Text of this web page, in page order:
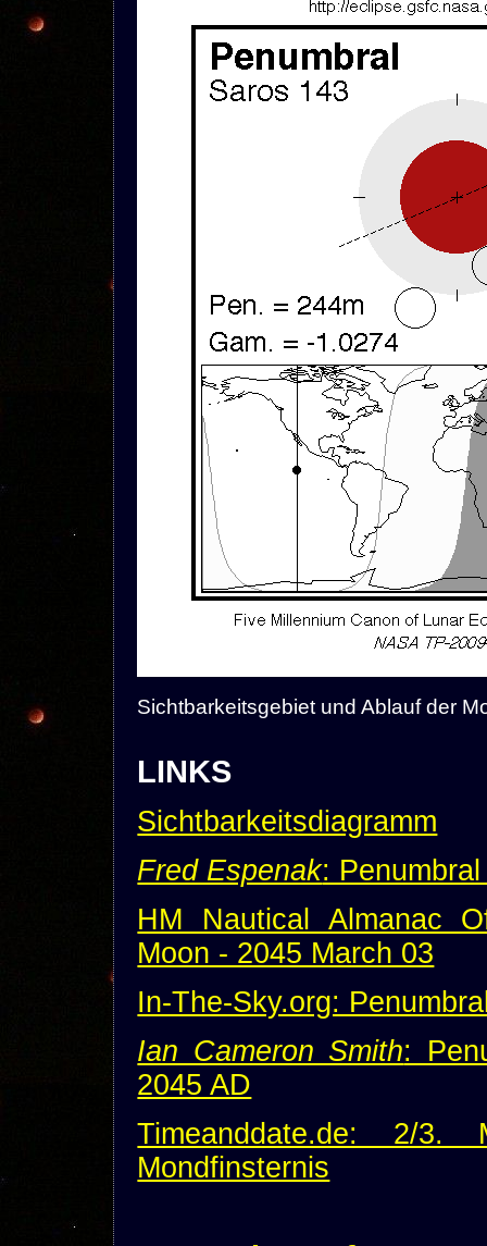
Sichtbarkeitsgebiet und Ablauf der
LINKS
Sichtbarkeitsdiagramm
Fred Espenak:
HM Nautical Almanac
Moon - 2045 March 03
In-The-Sky.org:
Ian Cameron Smith:
2045 AD
Timeanddate.de: 2/
Mondfinsternis